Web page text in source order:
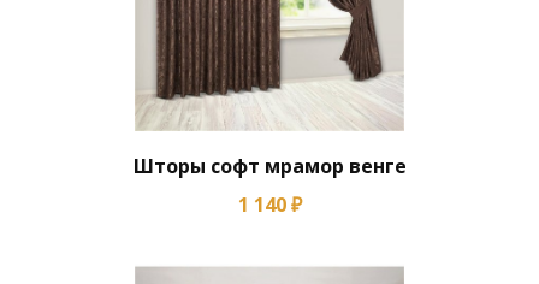
Шторы софт мрамор венге
1 140 ₽